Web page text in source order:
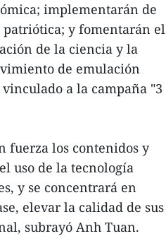
implementarán de
y fomentarán el
de la ciencia y la
de emulación
a la campaña "3
fuerza los contenidos y
uso de la tecnología
y se concentrará en
elevar la calidad de sus
subrayó Anh Tuan.